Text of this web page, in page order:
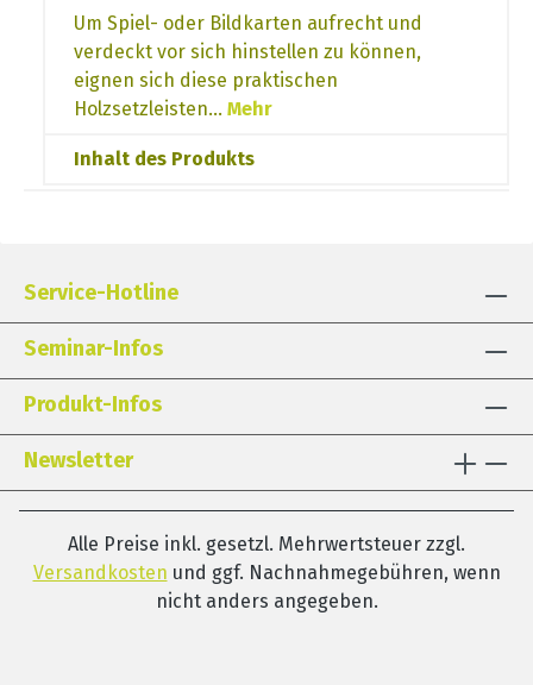
Um Spiel- oder Bildkarten aufrecht und
verdeckt vor sich hinstellen zu können,
eignen sich diese praktischen
Holzsetzleisten… Mehr
Inhalt des Produkts
Service-Hotline
Seminar-Infos
Produkt-Infos
Newsletter
Alle Preise inkl. gesetzl. Mehrwertsteuer zzgl.
Versandkosten und ggf. Nachnahmegebühren, wenn
nicht anders angegeben.